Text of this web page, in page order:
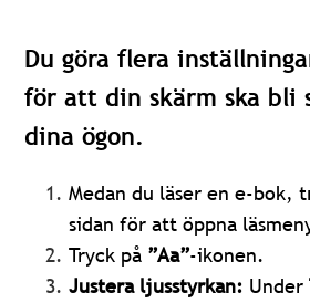
Du göra flera
för att din skärm ska bli
dina ögon.
Medan du läser en e-bok,
sidan för att öppna
Tryck på ”Aa”-ikonen.
Justera ljusstyrkan: Under